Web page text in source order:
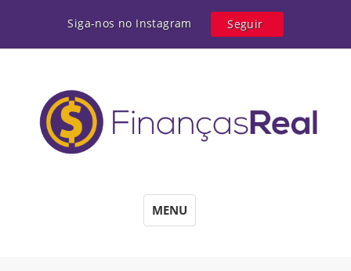
Siga-nos no Instagram Seguir
MENU